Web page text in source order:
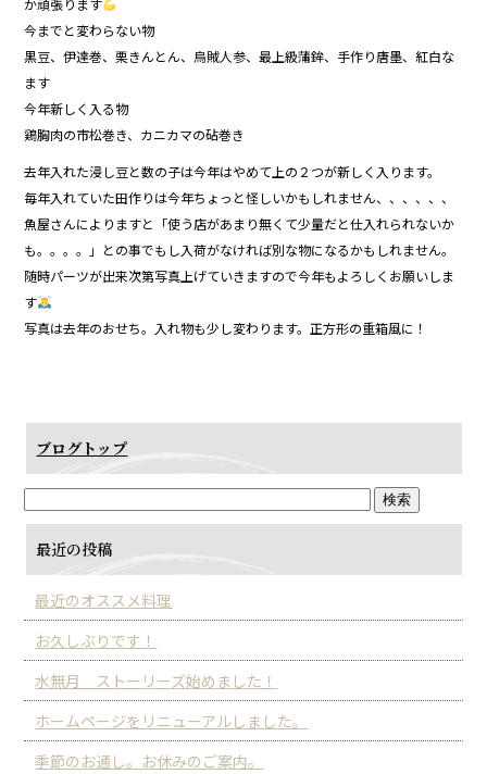
今までと変わらない物
黒豆、伊達巻、栗きんとん、烏賊人参、最上級蒲鉾、手作り唐墨、紅白な
ます
今年新しく入る物
鶏胸肉の市松巻き、カニカマの砧巻き
去年入れた浸し豆と数の子は今年はやめて上の２つが新しく入ります。
毎年入れていた田作りは今年ちょっと怪しいかもしれません、、、、、、
魚屋さんによりますと「使う店があまり無くて少量だと仕入れられないか
も。。。。」との事でもし入荷がなければ別な物になるかもしれません。
随時パーツが出来次第写真上げていきますので今年もよろしくお願いしま
す
写真は去年のおせち。入れ物も少し変わります。正方形の重箱風に！
ブログトップ
最近の投稿
最近のオススメ料理
お久しぶりです！
水無月 ストーリーズ始めました！
ホームページをリニューアルしました。
季節のお通し。お休みのご案内。